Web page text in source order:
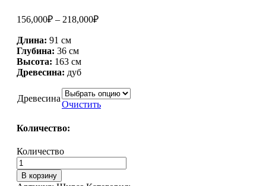
156,000₽ – 218,000₽
Длина: 91 см
Глубина: 36 см
Высота: 163 см
Древесина: дуб
Древесина
Очистить
Количество:
Количество
В корзину